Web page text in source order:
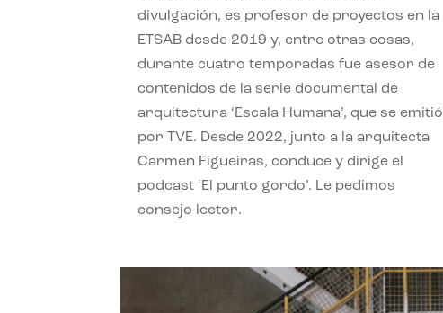
divulgación, es profesor de proyectos en la
ETSAB desde 2019 y, entre otras cosas,
durante cuatro temporadas fue asesor de
contenidos de la serie documental de
arquitectura ‘Escala Humana’, que se emitió
por TVE. Desde 2022, junto a la arquitecta
Carmen Figueiras, conduce y dirige el
podcast ‘El punto gordo’. Le pedimos
consejo lector.